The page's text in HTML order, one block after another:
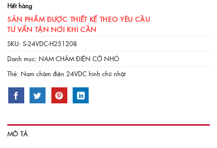
Hết hàng
SẢN PHẨM ĐƯỢC THIẾT KẾ THEO YÊU CẦU
TƯ VẤN TẬN NƠI KHI CẦN
SKU: S-24VDC-H251208
Danh mục: NAM CHÂM ĐIỆN CỠ NHỎ
Thẻ: Nam châm điện 24VDC hình chữ nhật
MÔ TẢ